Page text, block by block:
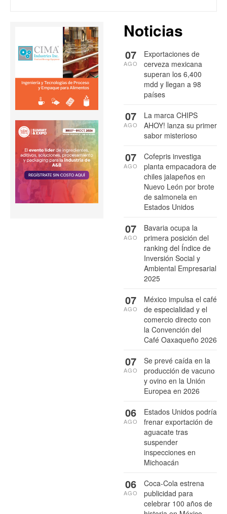
Noticias
Exportaciones de
cerveza mexicana
superan los 6,400
mdd y llegan a 98
países
07
AGO
La marca CHIPS
AHOY! lanza su primer
sabor misterioso
07
AGO
Cofepris investiga
planta empacadora de
chiles jalapeños en
Nuevo León por brote
de salmonela en
Estados Unidos
07
AGO
Bavaria ocupa la
primera posición del
ranking del Índice de
Inversión Social y
Ambiental Empresarial
2025
07
AGO
México impulsa el café
de especialidad y el
comercio directo con
la Convención del
Café Oaxaqueño 2026
07
AGO
Se prevé caída en la
producción de vacuno
y ovino en la Unión
Europea en 2026
07
AGO
Estados Unidos podría
frenar exportación de
aguacate tras
suspender
inspecciones en
Michoacán
06
AGO
Coca-Cola estrena
publicidad para
celebrar 100 años de
06
AGO